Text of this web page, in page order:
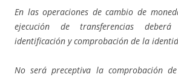
En las operaciones de cambio de
ejecución de transferencias
identificación y comprobación de la
No será preceptiva la comprobación